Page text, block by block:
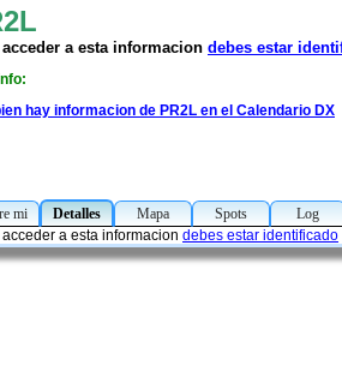
acceder a esta informacion debes estar
hay informacion de PR2L en el Calendario DX
mi Detalles Mapa Spots
Log
a esta informacion debes estar identificado